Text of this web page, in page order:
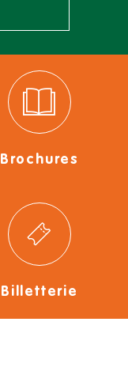
Brochures
Billetterie